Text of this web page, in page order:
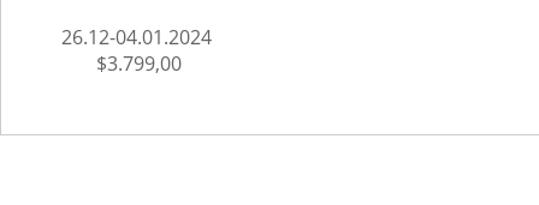
26.12-04.01.2024
$3.799,00